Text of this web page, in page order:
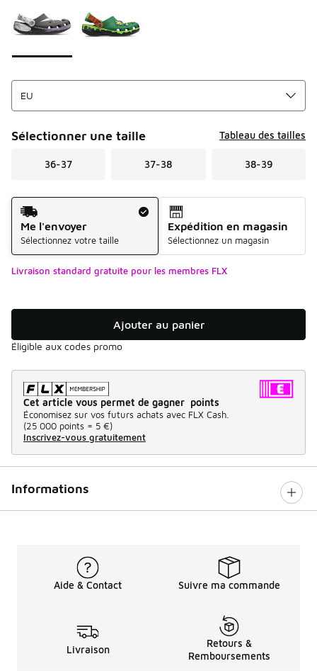
Sélectionner une taille Tableau des tailles
36-37 37-38 38-39
Mode d'expédition
Me l'envoyer
Sélectionnez votre taille
Expédition en magasin
Sélectionnez un magasin
Livraison standard gratuite pour les membres FLX
Ajouter au panier
Éligible aux codes promo
Cet article vous permet de gagner points
Économisez sur vos futurs achats avec FLX Cash.
(25 000 points = 5 €)
Inscrivez-vous gratuitement
Informations
Aide & Contact Suivre ma commande
Livraison
Retours &
Remboursements